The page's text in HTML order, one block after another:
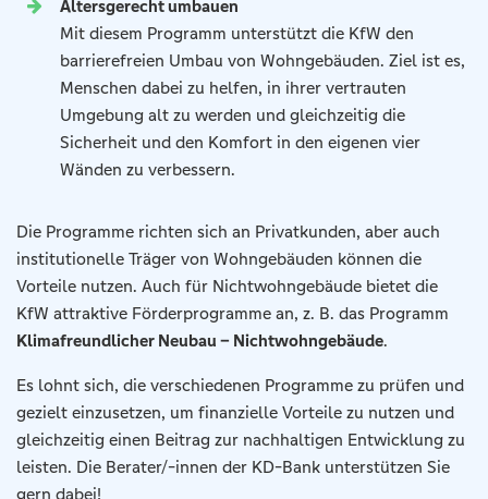
Altersgerecht umbauen
Mit diesem Programm unterstützt die KfW den
barrierefreien Umbau von Wohngebäuden. Ziel ist es,
Menschen dabei zu helfen, in ihrer vertrauten
Umgebung alt zu werden und gleichzeitig die
Sicherheit und den Komfort in den eigenen vier
Wänden zu verbessern.
Die Programme richten sich an Privatkunden, aber auch
institutionelle Träger von Wohngebäuden können die
Vorteile nutzen. Auch für Nichtwohngebäude bietet die
KfW attraktive Förderprogramme an, z. B. das Programm
Klimafreundlicher Neubau – Nichtwohngebäude.
Es lohnt sich, die verschiedenen Programme zu prüfen und
gezielt einzusetzen, um finanzielle Vorteile zu nutzen und
gleichzeitig einen Beitrag zur nachhaltigen Entwicklung zu
leisten. Die Berater/-innen der KD-Bank unterstützen Sie
gern dabei!